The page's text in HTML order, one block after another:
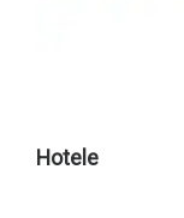
Hotele